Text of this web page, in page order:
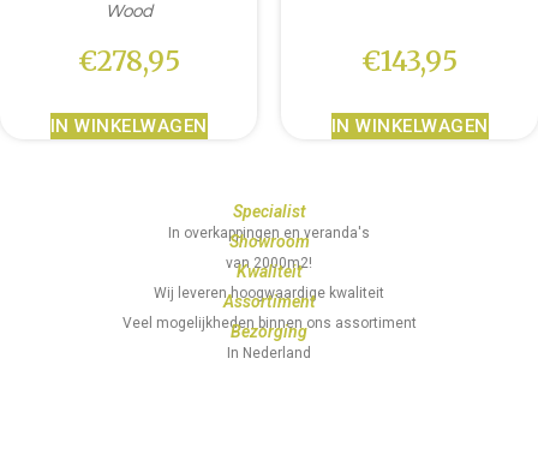
Wood
€278,95
IN WINKELWAGEN
€143,95
IN WINKELWAGEN
Specialist
In overkappingen en veranda's
Showroom
van 2000m2!
Kwaliteit
Wij leveren hoogwaardige kwaliteit
Assortiment
Veel mogelijkheden binnen ons assortiment
Bezorging
In Nederland